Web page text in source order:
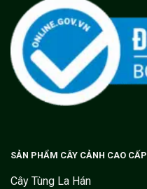
SẢN PHẨM CÂY CẢNH CAO CẤP
Cây Tùng La Hán